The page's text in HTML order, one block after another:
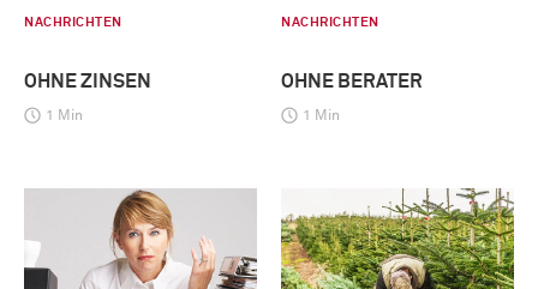
NACHRICHTEN
OHNE ZINSEN
1 Min
NACHRICHTEN
OHNE BERATER
1 Min